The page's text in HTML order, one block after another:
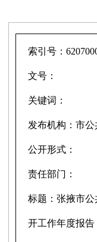
索引号：
文号：
关键词：
发布机构：市公
公开形式：
责任部门：
标题：张掖市公
开工作年度报告